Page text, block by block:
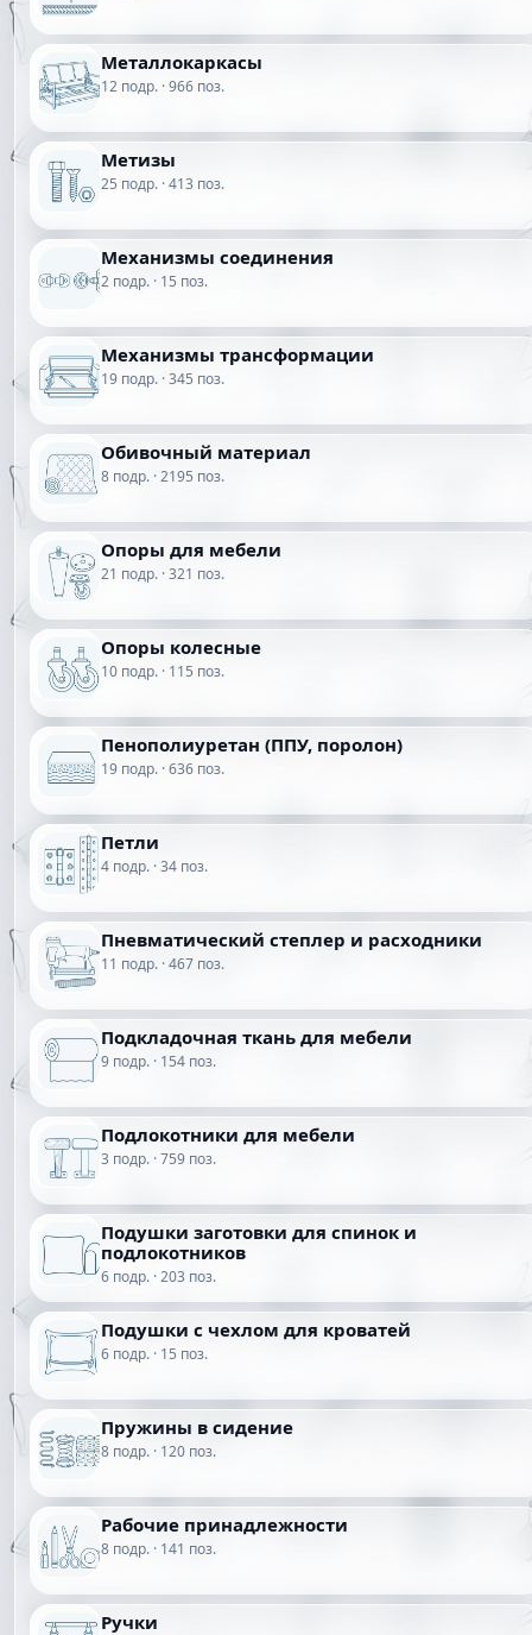
Металлокаркасы
12 подр. · 966 поз.
Метизы
25 подр. · 413 поз.
Механизмы соединения
2 подр. · 15 поз.
Механизмы трансформации
19 подр. · 345 поз.
Обивочный материал
8 подр. · 2195 поз.
Опоры для мебели
21 подр. · 321 поз.
Опоры колесные
10 подр. · 115 поз.
Пенополиуретан (ППУ, поролон)
19 подр. · 636 поз.
Петли
4 подр. · 34 поз.
Пневматический степлер и расходники
11 подр. · 467 поз.
Подкладочная ткань для мебели
9 подр. · 154 поз.
Подлокотники для мебели
3 подр. · 759 поз.
Подушки заготовки для спинок и
подлокотников
6 подр. · 203 поз.
Подушки с чехлом для кроватей
6 подр. · 15 поз.
Пружины в сидение
8 подр. · 120 поз.
Рабочие принадлежности
8 подр. · 141 поз.
Ручки